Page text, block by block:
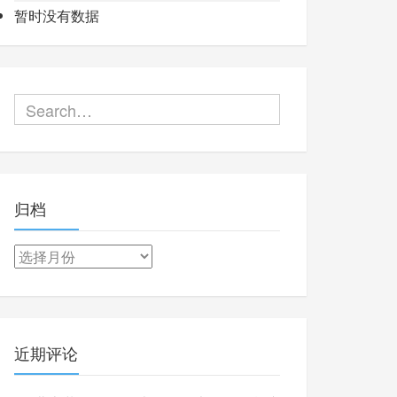
暂时没有数据
归档
归
近期评论